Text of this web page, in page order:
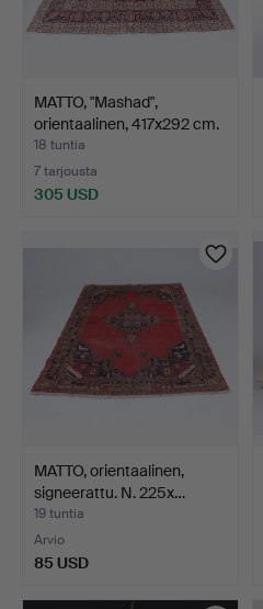
MATTO, "Mashad",
orientaalinen, 417x292 cm.
18 tuntia
7 tarjousta
305 USD
MATTO, orientaalinen,
signeerattu. N. 225x…
19 tuntia
Arvio
85 USD